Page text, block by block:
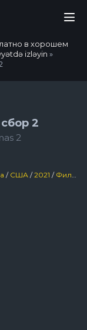
в хорошем
izləyin »
2
2
/ США /2021 / Фильмы